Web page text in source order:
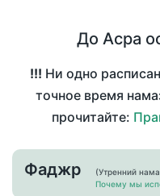
До Асра
!!! Ни одно
точное время
прочитайте:
Фаджр
(Утренний
Почему мы